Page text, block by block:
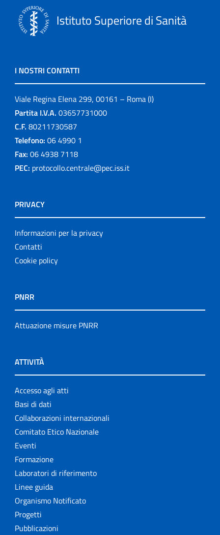
Istituto Superiore di Sanità
I NOSTRI CONTATTI
Viale Regina Elena 299, 00161 – Roma (I)
Partita I.V.A. 03657731000
C.F. 80211730587
Telefono: 06 4990 1
Fax: 06 4938 7118
PEC: protocollo.centrale@pec.iss.it
PRIVACY
Informazioni per la privacy
Contatti
Cookie policy
PNRR
Attuazione misure PNRR
ATTIVITÀ
Accesso agli atti
Basi di dati
Collaborazioni internazionali
Comitato Etico Nazionale
Eventi
Formazione
Laboratori di riferimento
Linee guida
Organismo Notificato
Progetti
Pubblicazioni